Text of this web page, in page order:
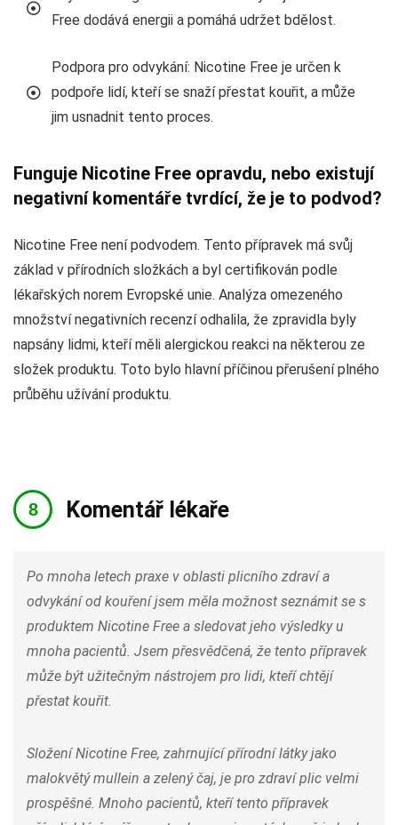
Free dodává energii a pomáhá udržet bdělost.
Podpora pro odvykání: Nicotine Free je určen k
podpoře lidí, kteří se snaží přestat kouřit, a může
jim usnadnit tento proces.
Funguje Nicotine Free opravdu, nebo existují
negativní komentáře tvrdící, že je to podvod?
Nicotine Free není podvodem. Tento přípravek má svůj
základ v přírodních složkách a byl certifikován podle
lékařských norem Evropské unie. Analýza omezeného
množství negativních recenzí odhalila, že zpravidla byly
napsány lidmi, kteří měli alergickou reakci na některou ze
složek produktu. Toto bylo hlavní příčinou přerušení plného
průběhu užívání produktu.
Komentář lékaře
Po mnoha letech praxe v oblasti plicního zdraví a
odvykání od kouření jsem měla možnost seznámit se s
produktem Nicotine Free a sledovat jeho výsledky u
mnoha pacientů. Jsem přesvědčená, že tento přípravek
může být užitečným nástrojem pro lidi, kteří chtějí
přestat kouřit.
Složení Nicotine Free, zahrnující přírodní látky jako
malokvětý mullein a zelený čaj, je pro zdraví plic velmi
prospěšné. Mnoho pacientů, kteří tento přípravek